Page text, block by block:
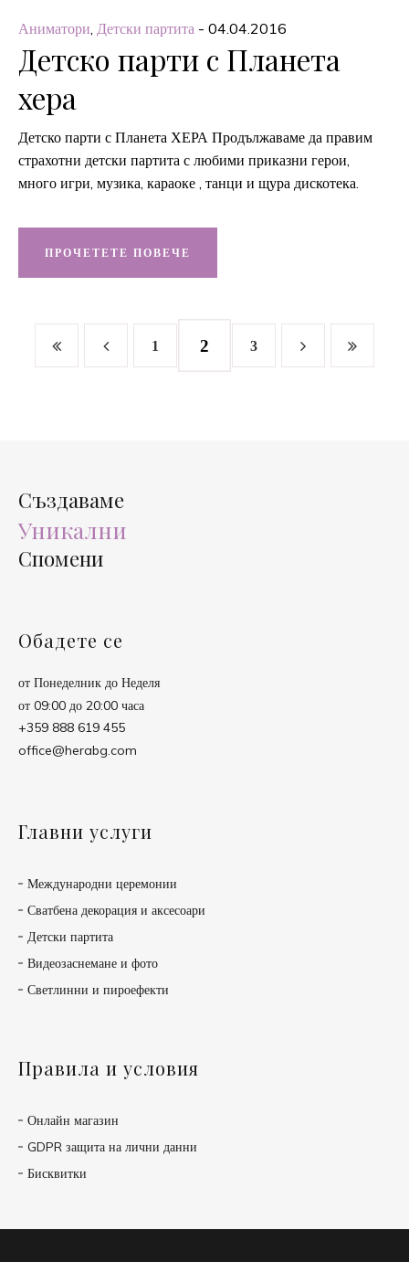
Аниматори Детски партита - 04.04.2016
Детско парти с Планета
хера
Детско парти с Планета ХЕРА Продължаваме да правим
страхотни детски партита с любими приказни герои,
много игри, музика, караоке , танци и щура дискотека.
ПРОЧЕТЕТЕ ПОВЕЧЕ
1 2 3
Създаваме
Уникални
Спомени
Обадете се
от Понеделник до Неделя
от 09:00 до 20:00 часа
+359 888 619 455
office@herabg.com
Главни услуги
Международни церемонии
Сватбена декорация и аксесоари
Детски партита
Видеозаснемане и фото
Светлинни и пироефекти
Правила и условия
Онлайн магазин
GDPR защита на лични данни
Бисквитки